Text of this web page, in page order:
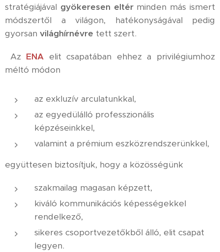
stratégiájával gyökeresen eltérminden más ismert
módszertől a világon, hatékonyságával pedig
gyorsan világhírnévre tett szert.
Az ENA elit csapatában ehhez a privilégiumhoz
méltó módon
az exkluzív arculatunkkal,
az egyedülálló professzionális
képzéseinkkel,
valamint a prémium eszközrendszerünkkel,
együttesen biztosítjuk, hogy a közösségünk
szakmailag magasan képzett,
kiváló kommunikációs képességekkel
rendelkező,
sikeres csoportvezetőkből álló, elit csapat
legyen.